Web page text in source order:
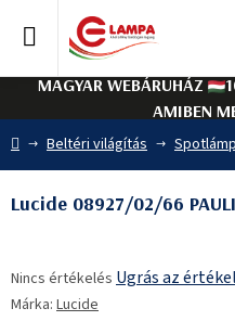
tartalomhoz
MAGYAR WEBÁRUHÁZ
AMIBEN
Kezdőlap
Beltéri világítás
Lucide 08927/02/66
termék
átlagos
Nincs értékelés Ugrás az
Márka: Lucide